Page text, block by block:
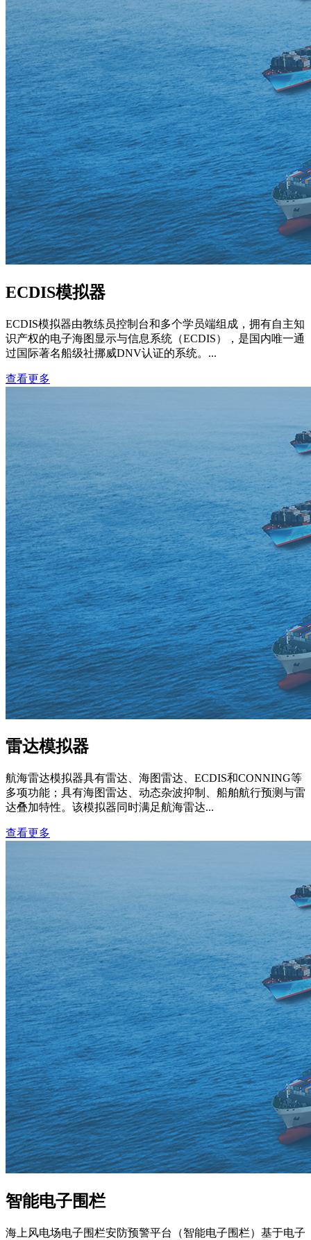
ECDIS模拟器
ECDIS模拟器由教练员控制台和多个学员端组成，拥有自主知
识产权的电子海图显示与信息系统（ECDIS），是国内唯一通
过国际著名船级社挪威DNV认证的系统。...
查看更多
雷达模拟器
航海雷达模拟器具有雷达、海图雷达、ECDIS和CONNING等
多项功能；具有海图雷达、动态杂波抑制、船舶航行预测与雷
达叠加特性。该模拟器同时满足航海雷达...
查看更多
智能电子围栏
海上风电场电子围栏安防预警平台（智能电子围栏）基于电子